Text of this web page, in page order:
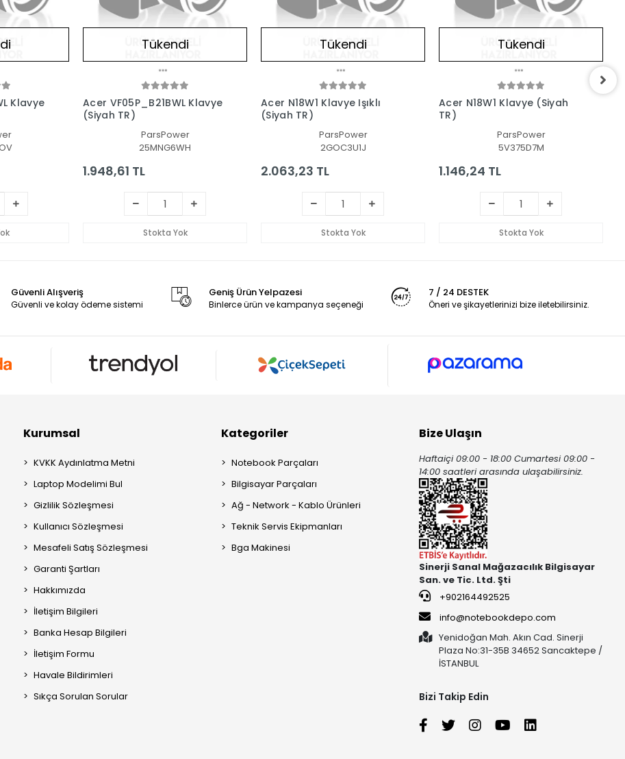
Klavye
Tükendi
Acer VF05P_B21BWL Klavye
(Siyah TR)
ParsPower
25MNG6WH
1.948,61 TL
Stokta Yok
Tükendi
Acer N18W1 Klavye Işıklı
(Siyah TR)
ParsPower
2GOC3U1J
2.063,23 TL
Stokta Yok
Tükendi
Acer N18W1 Klavye (Siyah
TR)
ParsPower
5V375D7M
1.146,24 TL
Stokta Yok
Güvenli Alışveriş
Güvenli ve kolay ödeme sistemi
Geniş Ürün Yelpazesi
Binlerce ürün ve kampanya seçeneği
7 / 24 DESTEK
Öneri ve şikayetlerinizi bize iletebilirsiniz.
Kurumsal
KVKK Aydınlatma Metni
Laptop Modelimi Bul
Gizlilik Sözleşmesi
Kullanıcı Sözleşmesi
Mesafeli Satış Sözleşmesi
Garanti Şartları
Hakkımızda
İletişim Bilgileri
Banka Hesap Bilgileri
İletişim Formu
Havale Bildirimleri
Sıkça Sorulan Sorular
Kategoriler
Notebook Parçaları
Bilgisayar Parçaları
Ağ - Network - Kablo Ürünleri
Teknik Servis Ekipmanları
Bga Makinesi
Bize Ulaşın
Haftaiçi 09:00 - 18:00 Cumartesi 09:00 -
14:00 saatleri arasında ulaşabilirsiniz.
Sinerji Sanal Mağazacılık Bilgisayar
San. ve Tic. Ltd. Şti
+902164492525
info@notebookdepo.com
Yenidoğan Mah. Akın Cad. Sinerji
Plaza No:31-35B 34652 Sancaktepe /
İSTANBUL
Bizi Takip Edin